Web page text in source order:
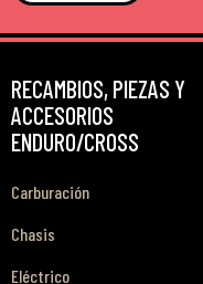
RECAMBIOS, PIEZAS Y
ACCESORIOS
ENDURO/CROSS
Carburación
Chasis
Eléctrico